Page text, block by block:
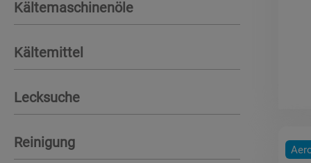
Kältemaschinenöle
Kältemittel
Lecksuche
Reinigung